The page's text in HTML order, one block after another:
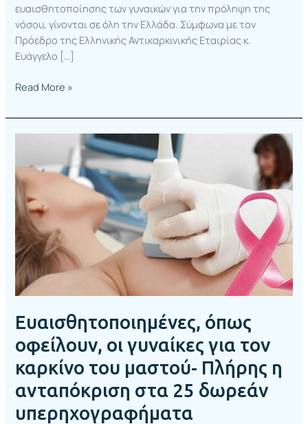
ευαισθητοποίησης των γυναικών για την πρόληψη της
νόσου, γίνονται σε όλη την Ελλάδα. Σύμφωνα με τον
Πρόεδρο της Ελληνικής Αντικαρκινικής Εταιρίας κ.
Ευάγγελο […]
Read More »
Ευαισθητοποιημένες, όπως
οφείλουν, οι γυναίκες για τον
καρκίνο του μαστού- Πλήρης η
ανταπόκριση στα 25 δωρεάν
υπερηχογραφήματα
Ευαισθητοποιημένες,
οφείλουν,
οι
γυναίκες
για
τον
καρκίνο
του
μαστού-
Πλήρης
η
ανταπόκριση
στα
25
δωρεάν
υπερηχογραφήματα